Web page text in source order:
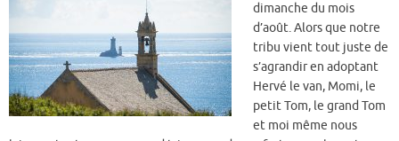
dimanche du mois
d’août. Alors que notre
tribu vient tout juste de
s’agrandir en adoptant
Hervé le van, Momi, le
petit Tom, le grand Tom
et moi même nous